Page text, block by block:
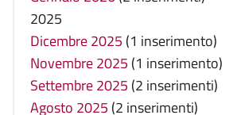
2025
Dicembre 2025 (1 inserimento)
Novembre 2025 (1 inserimento)
Settembre 2025 (2 inserimenti)
Agosto 2025 (2 inserimenti)